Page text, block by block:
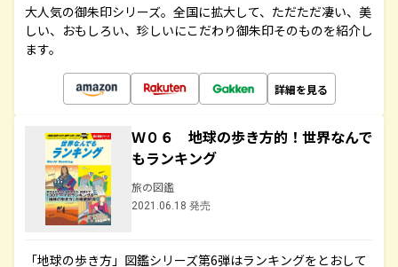
大人気の御朱印シリーズ。全国に拡大して、ただただ凄い、美
しい、おもしろい、珍しいにこだわり御朱印そのものを紹介し
ます。
詳細を見る
Ｗ０６ 地球の歩き方的！世界なんで
もランキング
旅の図鑑
2021.06.18 発売
「地球の歩き方」図鑑シリーズ第6弾はランキングをとおして